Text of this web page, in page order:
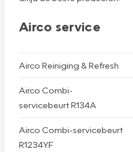
Airco service
Airco Reiniging & Refresh
Airco Combi-
servicebeurt R134A
Airco Combi-servicebeurt
R1234YF